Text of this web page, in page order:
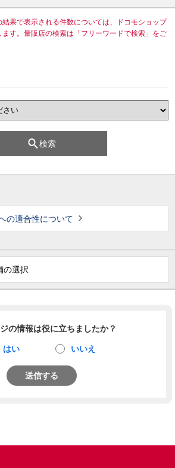
結果で表示される件数については、ドコモショップ
す。量販店の検索は「フリーワードで検索」をご
検索
の適合性について
の選択
の情報は役に立ちましたか？
はい いいえ
送信する